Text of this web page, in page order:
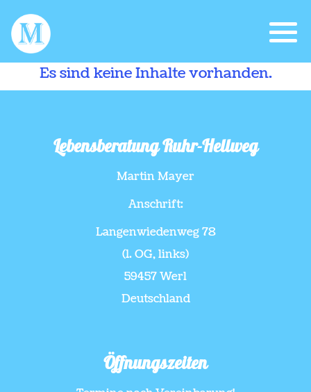
Es sind keine Inhalte vorhanden.
Lebensberatung Ruhr-Hellweg
Martin Mayer
Anschrift:
Langenwiedenweg 78
(1. OG, links)
59457 Werl
Deutschland
Öffnungszeiten